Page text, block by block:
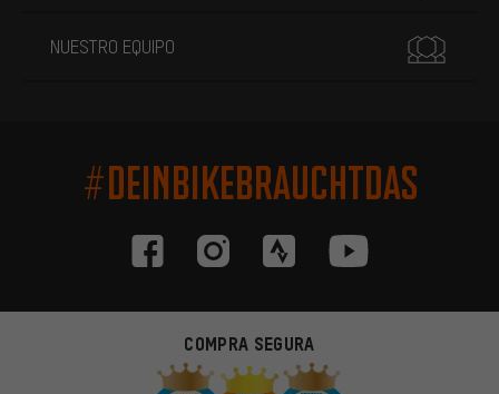
NUESTRO EQUIPO
#DEINBIKEBRAUCHTDAS
COMPRA SEGURA